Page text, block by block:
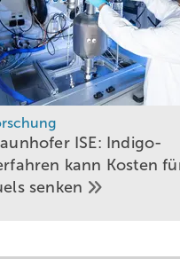
ISE: Indigo-
kann Kosten
senken